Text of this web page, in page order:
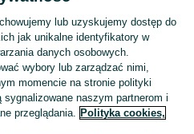
nie tak...
na stronę główną
lub uzyskujemy dostęp do
jak unikalne identyfikatory w
danych osobowych.
wybory lub zarządzać nimi,
momencie na stronie polityki
naszym partnerom i
przeglądania. Polityka cookies,